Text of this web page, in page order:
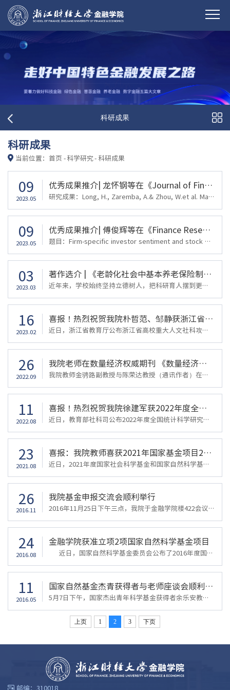
科研成果
科研成果
当前位置：首页 -科学研究- 科研成果
09
2023.05
优秀成果推介| 龙怀钢等在《Journal of Financial Markets》合作发表研究成果
研究成果：Long, H., Zaremba, A.& Zhou, W.et al. Macroeconomics matter: Leading economic indicators and the cross-section of global stock returns[J]. Journal of Financial Markets, 2022: 100736。作者依次为：浙江财经大学副教授龙怀钢，法国蒙特彼埃商学院副教授AdamZaremba、浙江大学国际商学院助理教授周闻宇、黎巴嫩大学商学院副教授Elie Bouri。发表刊物JournalofFinancialMarkets为金融学领域权威学术期刊、AB...
09
2023.05
优秀成果推介| 傅俊辉等在《Finance Research Letters》合作发表研究成果
题目：Firm-specific investor sentiment and stock price crash risk作者：傅俊辉，吴翔，刘玉芳，陈荣达该论文发表在我校认定的外文一级A期刊Finance Research Letters，该期刊2021年影响因子为9.846，在BUSINESS & FINANCE领域排名第1。成果简介：该论文从噪声交易者理论出发，分析了公司特质投资者情绪对股价崩盘风险的理论影响，并采用中国的上市公司数据进行了实证研究，结果发现：公司特质投资者情绪对未来的股价崩盘风...
03
2023.03
著作选介 | 《老龄化社会中基本养老保险制度与经济发展的协同效应及政策研究》
近年来，学校始终坚持立德树人，把科研育人摆到更加突出的位置，随着学校科研实力的大幅提升，涌现出了一批高质量的学术著作。为更好地展示学校优秀的科研成果，更全面地呈现我校教师的学术研究和学术思想。党委宣传部和科研处联合推出“著作选介”专栏，在近期出版的学术专著中，选取了部分国家项目的研究成果，通过记者与作者对话的方式，了解著作的主要内容和主要思想，著作背后的故事和作者在科学研究中的心路历程，希望以...
16
2023.02
喜报！热烈祝贺我院朴哲范、邹静获浙江省高校重大人文社科攻关计划项目规划重点项目和青年重点项目立项
近日，浙江省教育厅公布浙江省高校重大人文社科攻关计划项目规划重点和青年重点项目项目评审结果，我院朴哲范教授主持的课题《数据资本推动区域制造业高质量发展的理论机理、实证检验与提升路径研究》获浙江省高校重大人文社科攻关计划项目规划重点项目立项，邹静副教授主持的课题《住房和金融财富双重视域下中国城镇家庭慈善捐赠及其福利优化研究》获浙江省高校重大人文社科攻关计划项目规划青年重点项目立项。题目：数据资本...
26
2022.09
我院老师在数量经济权威期刊 《数量经济技术经济研究》（2022年第7期）原刊发表论文
我院教师金骋路副教授与陈荣达教授（通讯作者）在《数量经济技术经济研究》2022年第7期发表论文《数据要素价值化及其衍生的金融属性：形成逻辑与未来挑战》。《数量经济技术经济研究》创办于1984年，由中国社会科学院主管，中国社会科学院数量经济与技术经济研究所主办，是中国经济学和管理学权威期刊。摘要研究目标：解析数据要素价值化进程以及数据要素金融属性的形成逻辑。研究方法：在数据“资源化-资产化-资本化”三化框架...
11
2022.08
喜报！热烈祝贺我院徐建军获2022年度全国统计科学研究重点项目立项，金伟、张馨羽和单敬群获2022年度教育部人文社会科学研究一般项目青年基金项目立项
近日，教育部社科司公布2022年度全国统计科学研究重点项目和教育部人文社会科学研究一般项目评审结果，我院徐建军副教授主持的课题《数字经济下小微企业信用风险评估方法研究》获全国统计科学研究重点项目立项，金伟副教授主持的课题《碳限额与金融激励协同驱动下供应链减排融资策略优化研究》、张馨羽博士主持的课题《多维风险感知与异质参保者行为视域下的个人养老金投资管理创新及政策优化研究》和单敬群博士主持的课题《基...
23
2021.08
喜报：我院教师喜获2021年国家基金项目2项立项资助
近日，2021年度国家社会科学基金和国家自然科学基金申请项目评审结果公布，我院郑燕巧副教授主持的《异质性视角下的城市空间结构演化、错配机制与政策研究》和金骋路博士主持的《考虑期限特征的股票收益率高阶协矩建模与资产定价研究》喜获国家自然科学基金青年科学基金项目。学院对获得国家级高层次基金项目的教师们表示祝贺！郑燕巧，副教授，硕士生导师，美国纽约州立大学经济学博士、北京大学学士。主要研究兴趣为城市经济...
26
2016.11
我院基金申报交流会顺利举行
2016年11月25日下午三点，我院于金融学院楼422会议室举行基金申报交流会。我院邀请到哈尔滨工业大学管理学院院长叶强教授和中科院科技战略咨询研究院李建平研究员与我院教师交流讨论有关基金申报的问题，两位专家均为国家杰出青年科学基金获得者，相关经验十分丰富。主持本次交流会的为我院院长陈荣达教授，与会的还有金融学院的数名教师。在就基金申报进行交流的过程中，叶教授指出申报基金最应该注重的是研究水平及质量，这...
24
2016.08
金融学院获准立项2项国家自然科学基金项目
近日，国家自然科学基金委员会公布了2016年度国家自然科学基金项目评审结果，我校共获准立项15项国家自然科学基金项目。其中，金融学院院长陈荣达教授的《基于互联网金融模式的结构性理财产品风险度量及应用研究》获准立项重点项目1项，这是我校首次获得国家自然科学基金重点项目。 此外，金融学院常凯副教授的《碳排放交易机制下我国重污染行业效率损失的影响机理及防护策略研究》也获准立项面上项目1项
11
2016.05
国家自然基金杰青获得者与老师座谈会顺利召开
5月7日下午，国家杰出青年科学基金获得者余乐安教授及李建平研究员应邀来我院作了题为“如何在高水平期刊发表文章”及“如何申报国家自然基金”的座谈会。院长陈荣达担任本次会议主持，耿中元、周海珍、郗河、王高翔、何玉、林祺及赵莹雪老师们及研究生代表参加了本次座谈会。 座谈会上，李老师首先就教师发表怎样的期刊给出自个人看法。他认为老师应以主流学术期刊作为指标。随后，余老师相应的做出三点补充：一是中...
上页 1 2 3 下页
邮编：310018